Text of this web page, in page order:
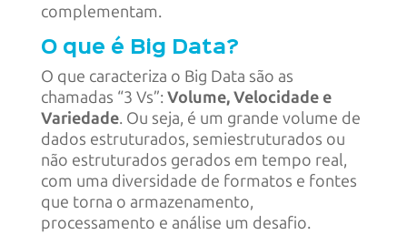
complementam.
O que é Big Data?
O que caracteriza o Big Data são as
chamadas “3 Vs”:Volume, Velocidade e
Variedade. Ou seja, é um grande volume de
dados estruturados, semiestruturados ou
não estruturados gerados em tempo real,
com uma diversidade de formatos e fontes
que torna o armazenamento,
processamento e análise um desafio.